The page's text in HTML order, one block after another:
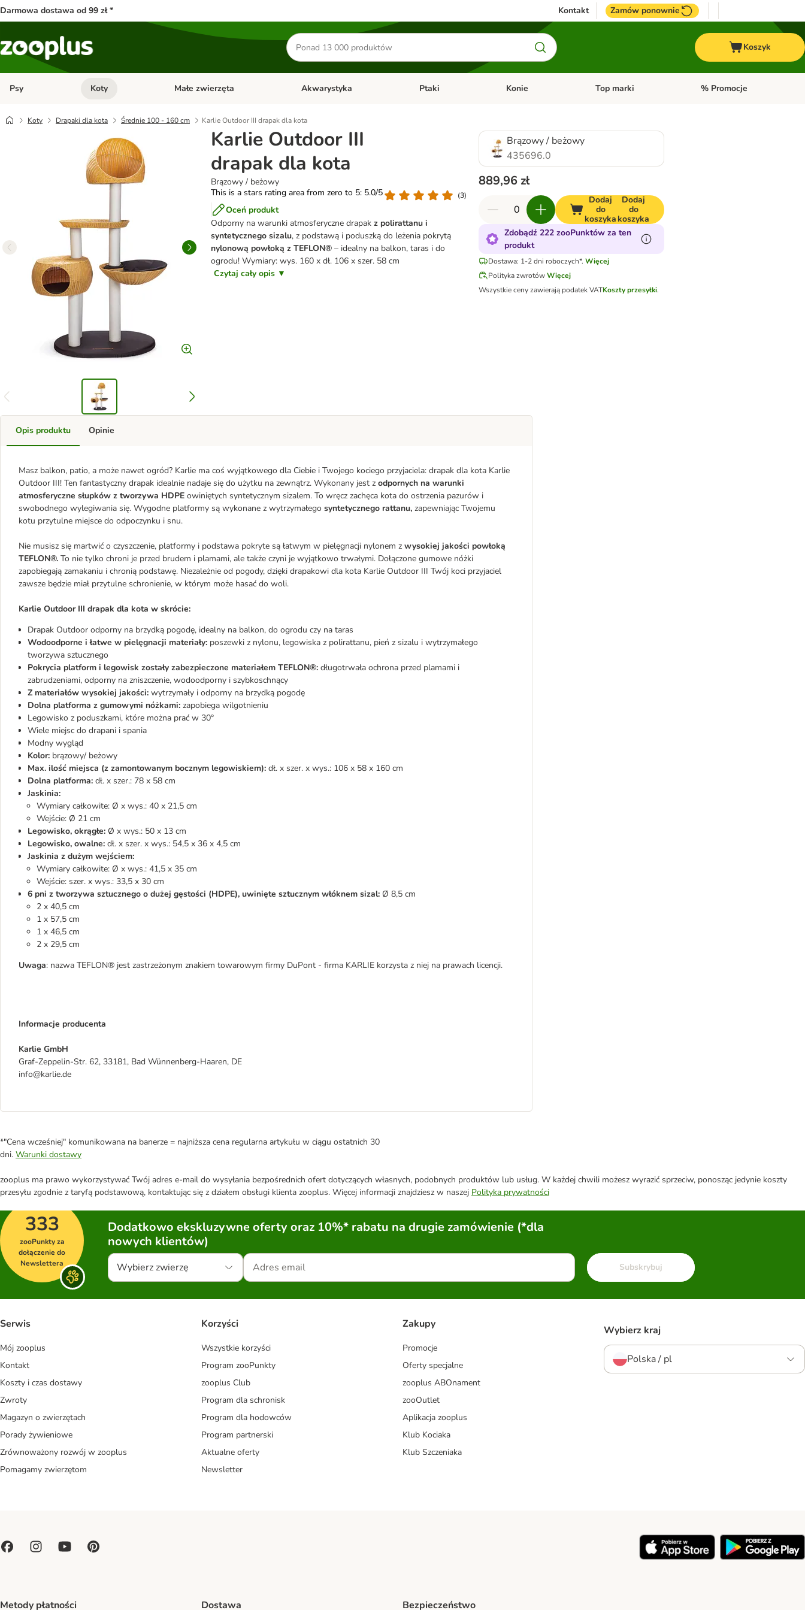
Darmowa dostawa od 99 zł * Kontakt Zamów ponownie
Szukaj
produktów
Koszyk
Psy Otwórz menu kategorii: Psy
Koty Otwórz menu kategorii: Koty
Małe zwierzęta Otwórz menu kategorii: Małe zwierzęta
Akwarystyka Otwórz menu kategorii: Akwarystyka
Ptaki Otwórz menu kategorii: Ptaki
Konie Otwórz menu kategorii: Konie
Top marki Otwórz menu kategorii: Top
% Promocje
Koty Drapaki dla kota Średnie 100 - 160 cm Karlie Outdoor III drapak dla kota
Karlie Outdoor III
drapak dla kota
Brązowy / beżowy
This is a stars rating area from zero to 5: 5.0/5
(3)
Oceń produkt
Odporny na warunki atmosferyczne drapakz polirattanu i
syntetycznego sizalu, z podstawą i poduszką do leżenia pokrytą
nylonową powłoką z TEFLON® – idealny na balkon, taras i do
ogrodu! Wymiary: wys. 160 x dł. 106 x szer. 58 cm
Czytaj cały opis ▼
Brązowy / beżowy
435696.0
889,96 zł
Dodaj
do
koszyka
Dodaj
do
koszyka
Zdobądź 222 zooPunktów za ten
produkt
Dostawa: 1-2 dni roboczych*. Więcej
Polityka zwrotówWięcej
Wszystkie ceny zawierają podatek VATKoszty przesyłki.
Opis produktu
Masz balkon, patio, a może nawet ogród? Karlie ma coś wyjątkowego dla Ciebie i Twojego kociego przyjaciela: drapak dla kota Karlie
Outdoor III! Ten fantastyczny drapak idealnie nadaje się do użytku na zewnątrz. Wykonany jest z odpornych na warunki
atmosferyczne słupków z tworzywa HDPE owiniętych syntetycznym sizalem. To wręcz zachęca kota do ostrzenia pazurów i
swobodnego wylegiwania się. Wygodne platformy są wykonane z wytrzymałego syntetycznego rattanu, zapewniając Twojemu
kotu przytulne miejsce do odpoczynku i snu.
Nie musisz się martwić o czyszczenie, platformy i podstawa pokryte są łatwym w pielęgnacji nylonem z wysokiej jakości powłoką
TEFLON®. To nie tylko chroni je przed brudem i plamami, ale także czyni je wyjątkowo trwałymi. Dołączone gumowe nóżki
zapobiegają zamakaniu i chronią podstawę. Niezależnie od pogody, dzięki drapakowi dla kota Karlie Outdoor III Twój koci przyjaciel
zawsze będzie miał przytulne schronienie, w którym może hasać do woli.
Karlie Outdoor III drapak dla kota w skrócie:
Drapak Outdoor odporny na brzydką pogodę, idealny na balkon, do ogrodu czy na taras
Wodoodporne i łatwe w pielęgnacji materiały: poszewki z nylonu, legowiska z polirattanu, pień z sizalu i wytrzymałego
tworzywa sztucznego
Pokrycia platform i legowisk zostały zabezpieczone materiałem TEFLON®: długotrwała ochrona przed plamami i
zabrudzeniami, odporny na zniszczenie, wodoodporny i szybkoschnący
Z materiałów wysokiej jakości: wytrzymały i odporny na brzydką pogodę
Dolna platforma z gumowymi nóżkami: zapobiega wilgotnieniu
Legowisko z poduszkami, które można prać w 30°
Wiele miejsc do drapani i spania
Modny wygląd
Kolor: brązowy/ beżowy
Max. ilość miejsca (z zamontowanym bocznym legowiskiem): dł. x szer. x wys.: 106 x 58 x 160 cm
Dolna platforma: dł. x szer.: 78 x 58 cm
Jaskinia:
Wymiary całkowite: Ø x wys.: 40 x 21,5 cm
Wejście: Ø 21 cm
Legowisko, okrągłe: Ø x wys.: 50 x 13 cm
Legowisko, owalne: dł. x szer. x wys.: 54,5 x 36 x 4,5 cm
Jaskinia z dużym wejściem:
Wymiary całkowite: Ø x wys.: 41,5 x 35 cm
Wejście: szer. x wys.: 33,5 x 30 cm
6 pni z tworzywa sztucznego o dużej gęstości (HDPE), uwinięte sztucznym włóknem sizal: Ø 8,5 cm
2 x 40,5 cm
1 x 57,5 cm
1 x 46,5 cm
2 x 29,5 cm
Uwaga: nazwa TEFLON® jest zastrzeżonym znakiem towarowym firmy DuPont - firma KARLIE korzysta z niej na prawach licencji.
Informacje producenta
Karlie GmbH
Graf-Zeppelin-Str. 62, 33181, Bad Wünnenberg-Haaren, DE
info@karlie.de
Opinie
*"Cena wcześniej" komunikowana na banerze = najniższa cena regularna artykułu w ciągu ostatnich 30
dni. Warunki dostawy
zooplus ma prawo wykorzystywać Twój adres e-mail do wysyłania bezpośrednich ofert dotyczących własnych, podobnych produktów lub usług. W każdej chwili możesz wyrazić sprzeciw, ponosząc jedynie koszty
przesyłu zgodnie z taryfą podstawową, kontaktując się z działem obsługi klienta zooplus. Więcej informacji znajdziesz w naszej Polityka prywatności
333
zooPunkty za
dołączenie do
Newslettera
Dodatkowo ekskluzywne oferty oraz 10%* rabatu na drugie zamówienie (*dla
nowych klientów)
Wybierz zwierzę Subskrybuj
Serwis
Mój zooplus
Kontakt
Koszty i czas dostawy
Zwroty
Magazyn o zwierzętach
Porady żywieniowe
Zrównoważony rozwój w zooplus
Pomagamy zwierzętom
Korzyści
Wszystkie korzyści
Program zooPunkty
zooplus Club
Program dla schronisk
Program dla hodowców
Program partnerski
Aktualne oferty
Newsletter
Zakupy
Promocje
Oferty specjalne
zooplus ABOnament
zooOutlet
Aplikacja zooplus
Klub Kociaka
Klub Szczeniaka
Wybierz kraj
Polska / pl
Metody płatności Dostawa Bezpieczeństwo